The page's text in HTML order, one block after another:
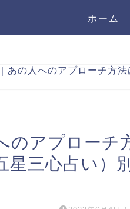
ホーム
あの人へのアプローチ方法
のアプローチ
星三心占い）